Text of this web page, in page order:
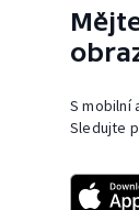
S mobilní
Sledujte